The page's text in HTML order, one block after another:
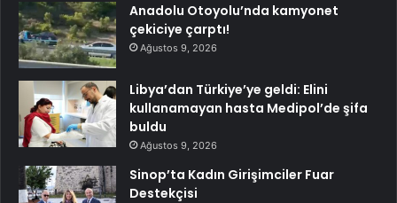
Anadolu Otoyolu’nda kamyonet
çekiciye çarptı!
Ağustos 9, 2026
Libya’dan Türkiye’ye geldi: Elini
kullanamayan hasta Medipol’de şifa
buldu
Ağustos 9, 2026
Sinop’ta Kadın Girişimciler Fuar
Destekçisi